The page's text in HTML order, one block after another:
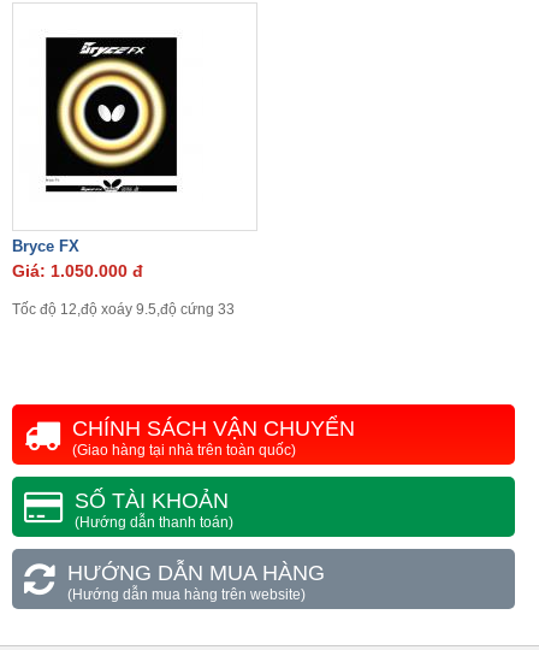
Bryce FX
Giá: 1.050.000 đ
Tốc độ 12,độ xoáy 9.5,độ cứng 33
CHÍNH SÁCH VẬN CHUYỂN
(Giao hàng tại nhà trên toàn quốc)
SỐ TÀI KHOẢN
(Hướng dẫn thanh toán)
HƯỚNG DẪN MUA HÀNG
(Hướng dẫn mua hàng trên website)